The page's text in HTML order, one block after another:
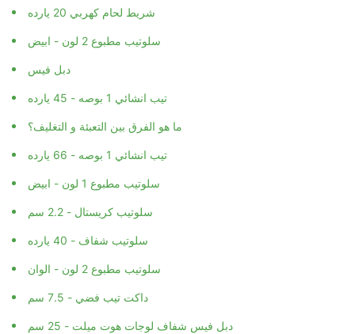
شريط لحام كهربي 20 يارده
سلوتيب مطبوع 2 لون - ابيض
دبل فيس
تيب انشائي 1 بوصه - 45 يارده
ما هو الفرق بين التعبئة و التغليف؟
تيب انشائي 1 بوصه - 66 يارده
سلوتيب مطبوع 1 لون - ابيض
سلوتيب كريستال - 2.2 سم
سلوتيب شفاف - 40 يارده
سلوتيب مطبوع 2 لون - الوان
داكت تيب فضي - 7.5 سم
دبل فيس شفاف لوجات هوت ميلت - 25 سم